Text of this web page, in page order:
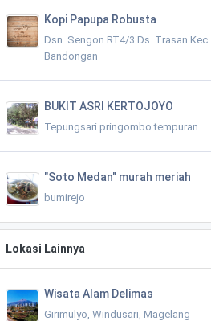
Kopi Papupa Robusta
Dsn. Sengon RT4/3 Ds. Trasan Kec.
Bandongan
BUKIT ASRI KERTOJOYO
Tepungsari pringombo tempuran
"Soto Medan" murah meriah
bumirejo
Lokasi Lainnya
Wisata Alam Delimas
Girimulyo, Windusari, Magelang